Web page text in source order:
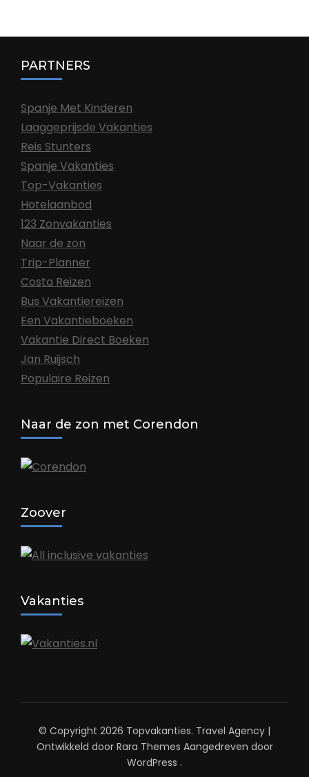
PARTNERS
Spanje Met Kinderen
Laaggeprijsde Vakanties
Reis Stunters
Spanje Vakanties
Top-Vakanties
Hotelaanbod
123 Zonvakanties
Naar de zon
Trip-Planner
Costa Reizen
Bus Vakantiereizen
Een Vakantieboeken
Vakantie Direct Boeken
Jan Ruijsch
Populaire Reizen
Naar de zon met Corendon
Zoover
Vakanties
© Copyright 2026 Topvakanties. Travel Agency |
Ontwikkeld door Rara Themes Aangedreven door
WordPress .